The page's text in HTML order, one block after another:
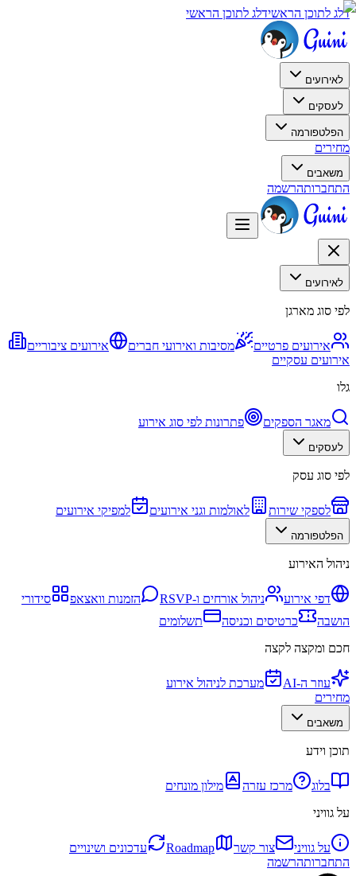
דלג לתוכן הראשידלג לתוכן הראשי
לאירועים
לעסקים
הפלטפורמה
מחירים
משאבים
התחברותהרשמה
לאירועים
לפי סוג מארגן
אירועים פרטיים מסיבות ואירועי חברים
אירועים ציבוריים
אירועים עסקיים
גלו
מאגר הספקים פתרונות לפי סוג אירוע
לעסקים
לפי סוג עסק
לספקי שירות לאולמות וגני אירועים למפיקי אירועים
הפלטפורמה
ניהול האירוע
דפי אירוע ניהול אורחים ו-RSVP הזמנות וואצאפ
סידורי
הושבה
כרטיסים וכניסה
תשלומים
חכם ומקצה לקצה
עוזר ה-AI
מערכת לניהול אירוע
מחירים
משאבים
תוכן וידע
בלוג מרכז עזרה
מילון מונחים
על גוויני
על גוויני צור קשר Roadmap
עדכונים ושינויים
התחברותהרשמה